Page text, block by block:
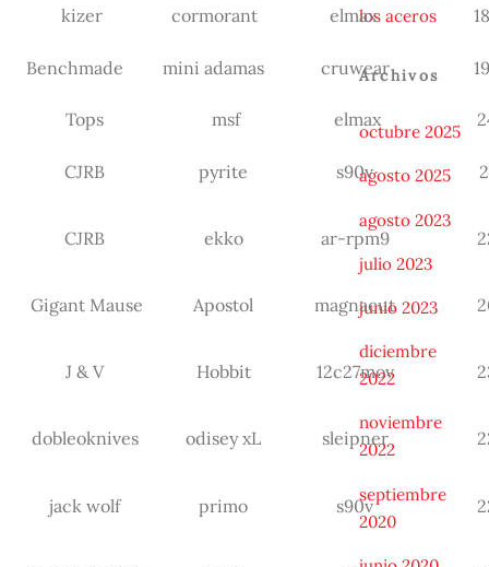
kizer
cormorant elmax
Benchmade mini adamas cruwear
Tops msf elmax
CJRB pyrite s90v
CJRB ekko ar-rpm9
Gigant Mause Apostol magnacut
J & V Hobbit 12c27mov
dobleoknives odisey xL sleipner
jack wolf primo s90v
los aceros
Archivos
octubre 2025
agosto 2025
agosto 2023
julio 2023
junio 2023
diciembre
2022
noviembre
2022
septiembre
2020